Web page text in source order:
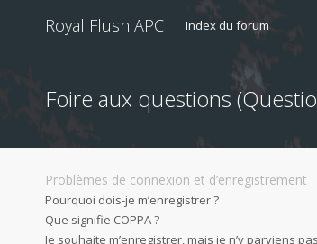
Royal Flush APC Index du forum
Foire aux questions
Problèmes de connexion et d’enregistrement
Pourquoi dois-je m’enregistrer ?
Que signifie COPPA ?
Je souhaite m’enregistrer, mais je n’y parviens